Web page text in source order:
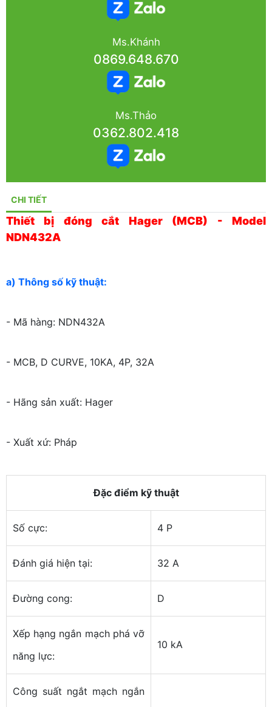
Ms.Khánh
0869.648.670
Ms.Thảo
0362.802.418
CHI TIẾT
Thiết bị đóng cắt Hager (MCB) - Model
NDN432A
a) Thông số kỹ thuật:
- Mã hàng: NDN432A
- MCB, D CURVE, 10KA, 4P, 32A
- Hãng sản xuất: Hager
- Xuất xứ: Pháp
Đặc điểm kỹ thuật
Số cực: 4 P
Đánh giá hiện tại: 32 A
Đường cong: D
Xếp hạng ngắn mạch phá vỡ
năng lực:
10 kA
Công suất ngắt mạch ngắn